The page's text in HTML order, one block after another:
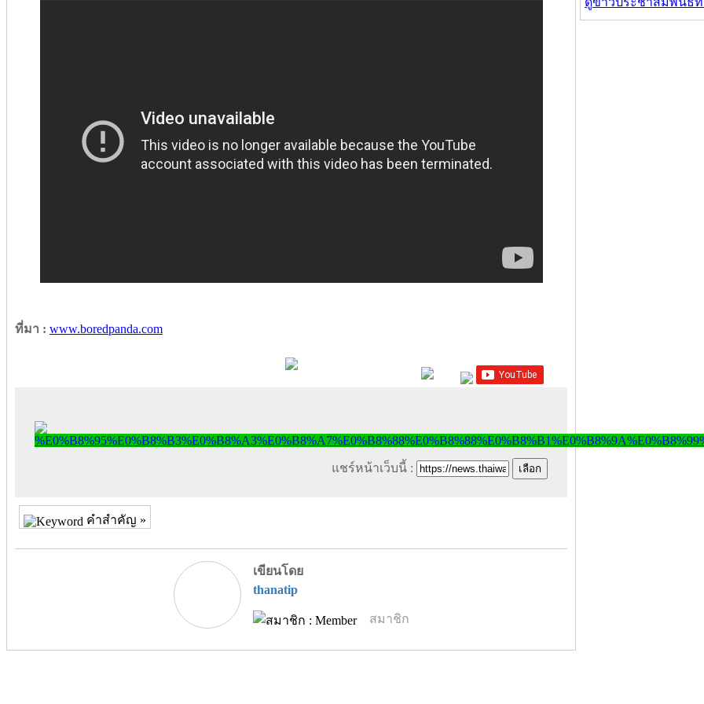
ที่มา : www.boredpanda.com
แชร์หน้าเว็บนี้ :
คำสำคัญ »
เขียนโดย
thanatip
สมาชิก